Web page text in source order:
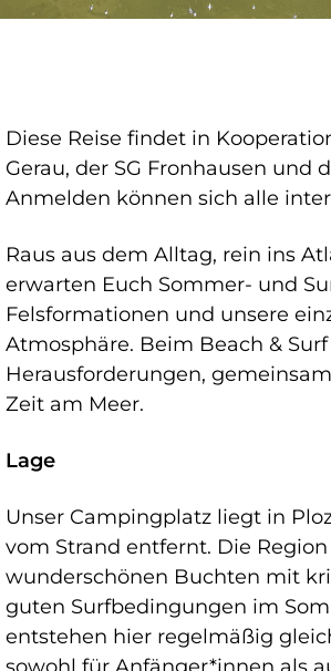
Diese Reise findet in
Gerau, der SG Fronhausen und
Anmelden können sich alle
Raus aus dem Alltag, rein ins
erwarten Euch Sommer- und
Felsformationen und unsere
Atmosphäre. Beim Beach &
Herausforderungen,
Zeit am Meer.
Lage
Unser Campingplatz liegt in
vom Strand entfernt. Die
wunderschönen Buchten mit
guten Surfbedingungen im
entstehen hier regelmäßig